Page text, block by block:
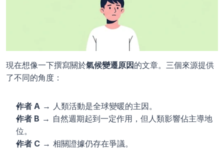
現在想像一下撰寫關於氣候變遷原因的文章。三個來源提供
了不同的角度：
作者 A → 人類活動是全球變暖的主因。
作者 B → 自然週期起到一定作用，但人類影響佔主導地
位。
作者 C → 相關證據仍存在爭議。